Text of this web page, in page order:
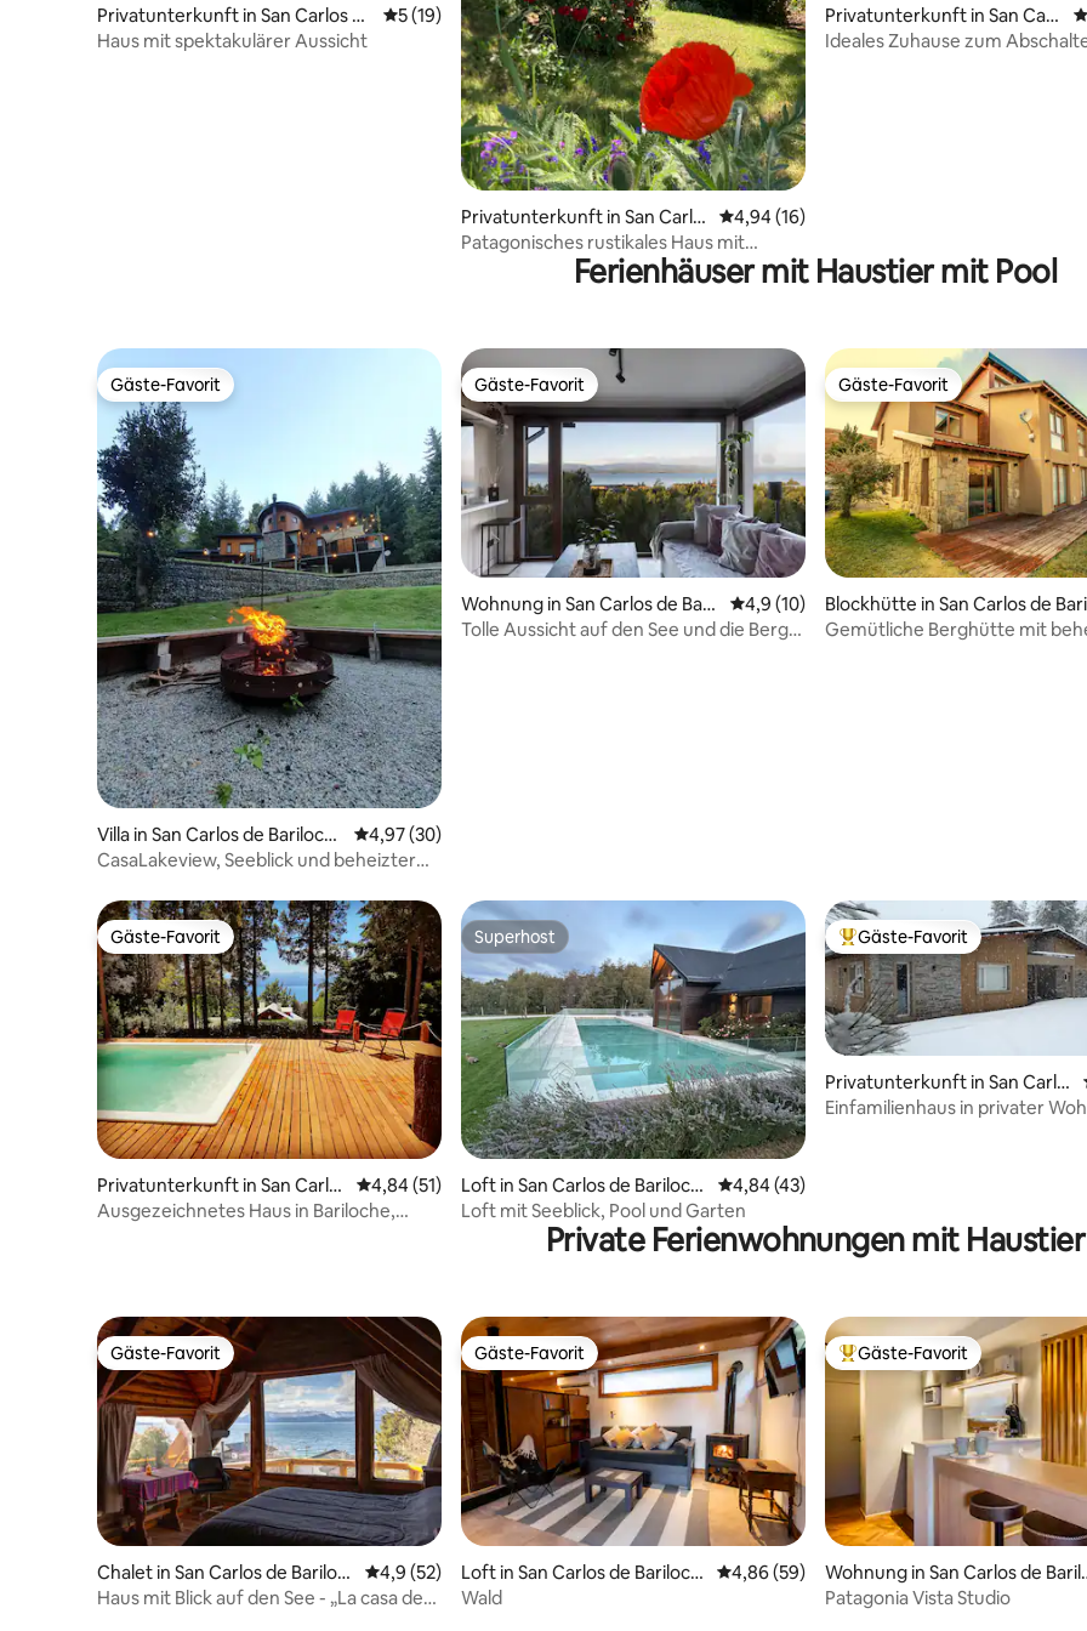
Privatunterkunft in San Carlos de
Bariloche
Durchschnittliche Bewertung: 5 von 5, 19 Bewertungen
5 (19)
Haus mit spektakulärer Aussicht
Privatunterkunft in San Carlo
s de Bariloche
Durchschnittliche Bewertung: 4,94 von 5,
4,94 (16)
Patagonisches rustikales Haus mit
Seeblick und Garten
Privatunterkunft in San Carl
os de Bariloche
Ideales Zuhause zum
Ferienhäuser mit Haustier mit Pool
Gäste-Favorit
Gäste-Favorit
Villa in San Carlos de Bariloch
e
Durchschnittliche Bewertung: 4,97 von 5, 30 Bewertungen
4,97 (30)
CasaLakeview, Seeblick und beheizter
Gäste-Favorit
Gäste-Favorit
Wohnung in San Carlos de Baril
oche
Durchschnittliche Bewertung: 4,9 von 5,
4,9 (10)
Tolle Aussicht auf den See und die Berge.
Gäste-Favorit
Gäste-Favorit
Blockhütte in San Carlos de
che
Gemütliche Berghütte mit
Gäste-Favorit
Gäste-Favorit
Privatunterkunft in San Carlo
s de Bariloche
Durchschnittliche Bewertung: 4,84 von 5, 51 Bewertungen
4,84 (51)
Ausgezeichnetes Haus in Bariloche,
Superhost
Superhost
Loft in San Carlos de Bariloch
e
Durchschnittliche Bewertung: 4,84 von 5,
4,84 (43)
Loft mit Seeblick, Pool und Garten
Beliebter Gäste-Favorit.
Gäste-Favorit
Privatunterkunft in San Carlo
s de Bariloche
Einfamilienhaus in privater
Private Ferienwohnungen mit Haustier
Gäste-Favorit
Gäste-Favorit
Chalet in San Carlos de Bariloc
he
Durchschnittliche Bewertung: 4,9 von 5, 52 Bewertungen
4,9 (52)
Haus mit Blick auf den See - „La casa de
Gäste-Favorit
Gäste-Favorit
Loft in San Carlos de Bariloch
e
Durchschnittliche Bewertung: 4,86 von 5,
4,86 (59)
Wald
Beliebter Gäste-Favorit.
Gäste-Favorit
Wohnung in San Carlos de
che
Patagonia Vista Studio